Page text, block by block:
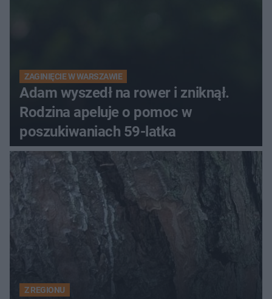
ZAGINIĘCIE W WARSZAWIE
Adam wyszedł na rower i zniknął.
Rodzina apeluje o pomoc w
poszukiwaniach 59-latka
Z REGIONU